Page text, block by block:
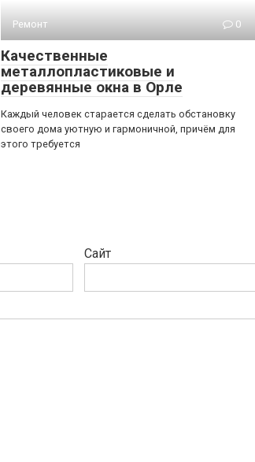
Ремонт 0
Качественные
металлопластиковые и
деревянные окна в Орле
Каждый человек старается сделать обстановку
своего дома уютную и гармоничной, причём для
этого требуется
Сайт